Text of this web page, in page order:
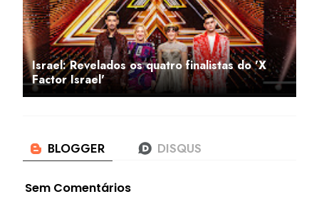
Israel: Revelados os quatro finalistas do 'X
Factor Israel'
Sem Comentários